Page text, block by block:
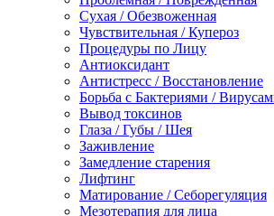
Сухая / Обезвоженная
Чувствительная / Купероз
Процедуры по Лицу
Антиоксидант
Антистресс / Восстановление
Борьба с Бактериями /
Вывод токсинов
Глаза / Губы / Шея
Заживление
Замедление старения
Лифтинг
Матирование / Себорегуляция
Мезотерапия для лица